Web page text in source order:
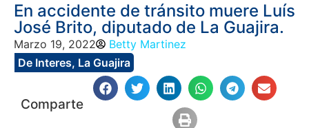
En accidente de tránsito muere Luís
José Brito, diputado de La Guajira.
Marzo 19, 2022
Betty Martinez
De Interes, La Guajira
Comparte